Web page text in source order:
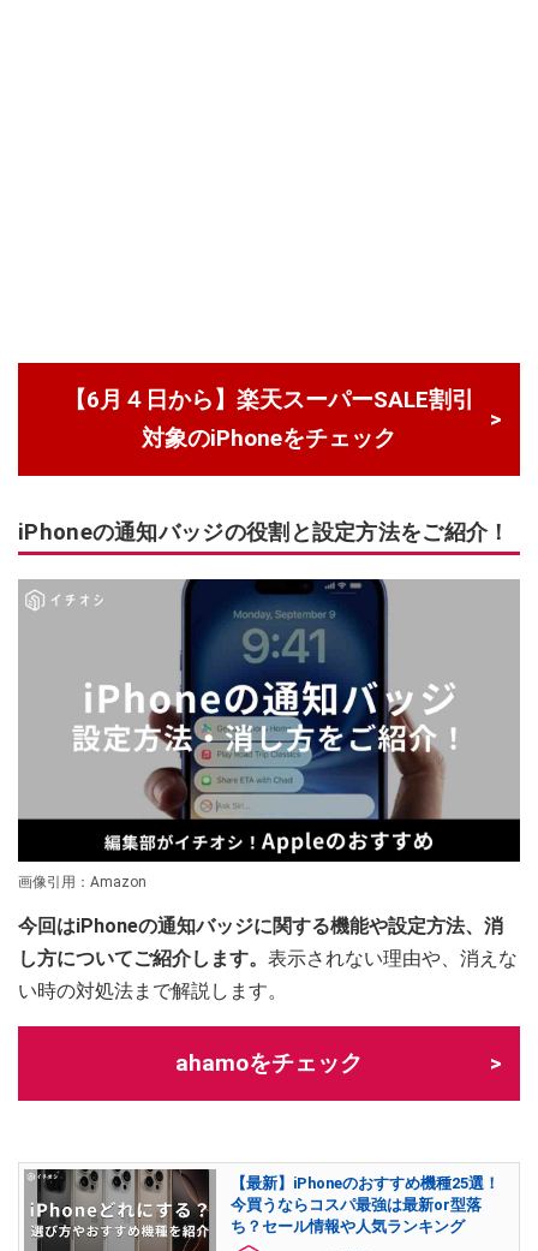
【6月４日から】楽天スーパーSALE割引
対象のiPhoneをチェック
iPhoneの通知バッジの役割と設定方法をご紹介！
画像引用：Amazon
今回はiPhoneの通知バッジに関する機能や設定方法、消
し方についてご紹介します。 表示されない理由や、消えな
い時の対処法まで解説します。
ahamoをチェック
【最新】iPhoneのおすすめ機種25選！
今買うならコスパ最強は最新or型落
ち？セール情報や人気ランキング